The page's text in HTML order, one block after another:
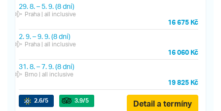
29. 8.– 5. 9.(8 dní)
Praha| all inclusive
16 675 Kč
2. 9.–9. 9.(8 dní)
Praha| all inclusive
16 060 Kč
31. 8.–7. 9.(8 dní)
Brno| all inclusive
19 825 Kč
2.6/5 3.9/5 Detail a termíny